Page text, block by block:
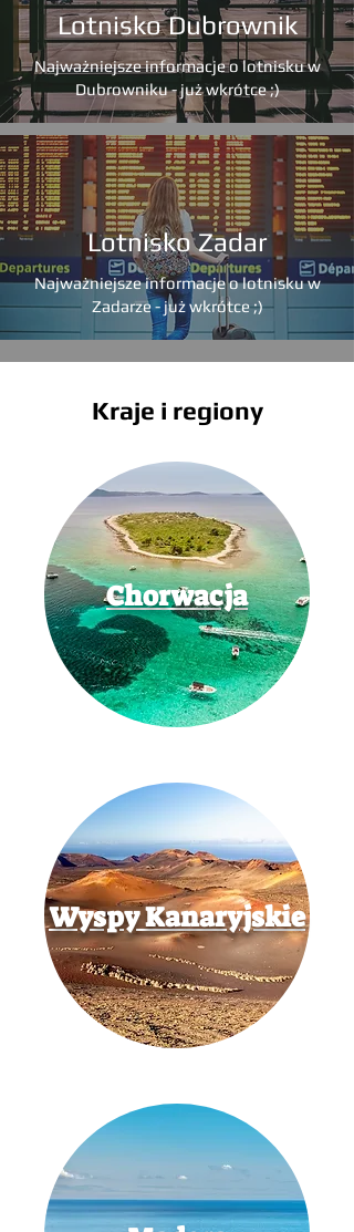
Lotnisko Dubrownik
Najważniejsze informacje o lotnisku w
Dubrowniku - już wkrótce ;)
Lotnisko Zadar
Najważniejsze informacje o lotnisku w
Zadarze - już wkrótce ;)
Kraje i regiony
Chorwacja
Wyspy Kanaryjskie